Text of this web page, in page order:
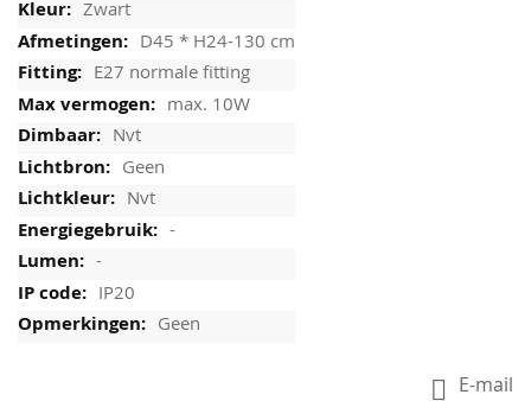
Zwart
D45 * H24-130 cm
E27 normale fitting
max. 10W
Nvt
Geen
Nvt
-
-
IP20
Geen
E-mail